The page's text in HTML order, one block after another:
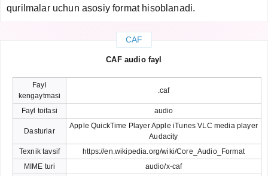
qurilmalar uchun asosiy format hisoblanadi.
CAF
CAF audio fayl
Fayl
kengaytmasi
.caf
Fayl toifasi audio
Dasturlar
Apple QuickTime Player Apple iTunes VLC media player
Audacity
Texnik tavsif
https://en.wikipedia.org/wiki/Core_Audio_Format
MIME turi
audio/x-caf